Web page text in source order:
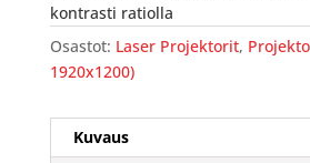
kontrasti ratiolla
Osastot: Laser Projektorit,
1920x1200)
Kuvaus